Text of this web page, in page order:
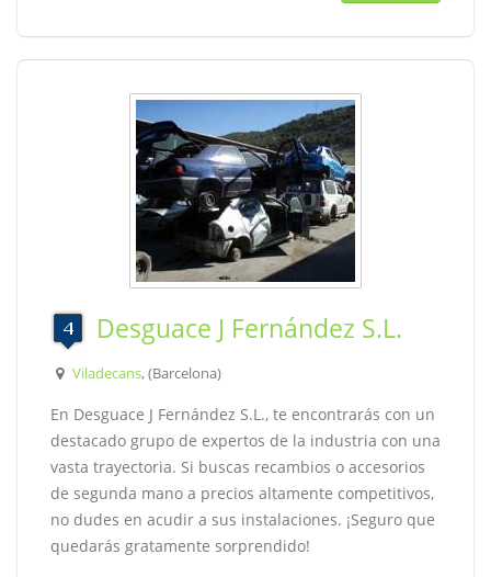
Desguace J Fernández S.L.
Viladecans, (Barcelona)
En Desguace J Fernández S.L., te encontrarás con un
destacado grupo de expertos de la industria con una
vasta trayectoria. Si buscas recambios o accesorios
de segunda mano a precios altamente competitivos,
no dudes en acudir a sus instalaciones. ¡Seguro que
quedarás gratamente sorprendido!